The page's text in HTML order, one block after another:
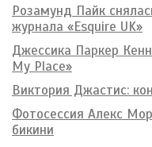
Розамунд Пайк
журнала «Esquire UK»
Джессика Паркер
My Place»
Виктория Джастис:
Фотосессия Алекс
бикини